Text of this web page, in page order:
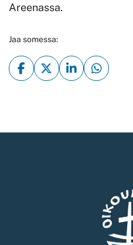
Areenassa.
Jaa somessa: